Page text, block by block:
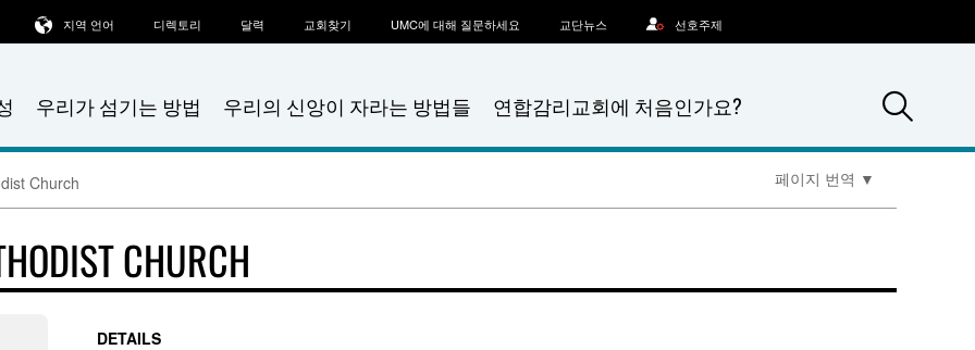
우리가 섬기는 방법 우리의 신앙이 자라는 방법들 연합감리교회에 처음인가요?
지역 언어 디렉토리 달력 교회찾기 UMC에 대해 질문하세요 교단뉴스 선호주제
Church 페이지 번역 ▼
CHURCH
DETAILS